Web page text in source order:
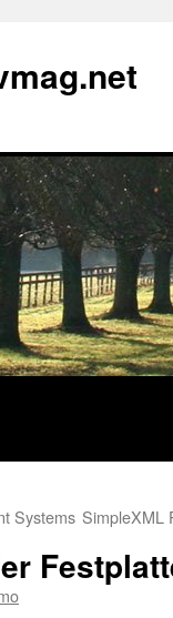
Systems SimpleXML